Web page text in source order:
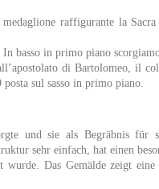
raffigurante la
basso in primo piano
di Bartolomeo, il
sul sasso in primo piano.
und sie als Begräbnis für
sehr einfach, hat einen
wurde. Das Gemälde zeigt